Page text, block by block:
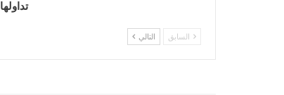
السابق التالي